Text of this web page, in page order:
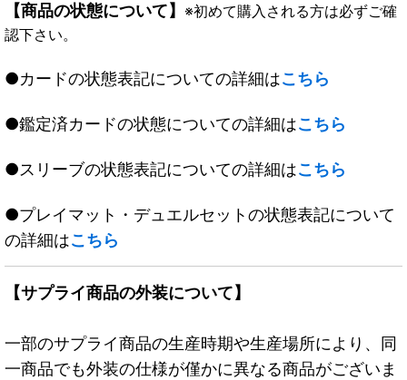
【商品の状態について】 ※初めて購入される方は必ずご確
認下さい。
●カードの状態表記についての詳細はこちら
●鑑定済カードの状態についての詳細はこちら
●スリーブの状態表記についての詳細はこちら
●プレイマット・デュエルセットの状態表記について
の詳細はこちら
【サプライ商品の外装について】
一部のサプライ商品の生産時期や生産場所により、同
一商品でも外装の仕様が僅かに異なる商品がございま